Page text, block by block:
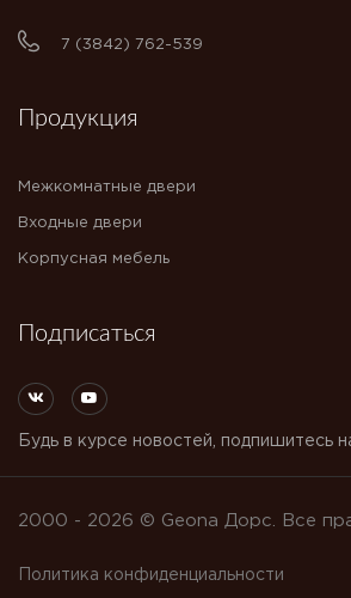
7 (3842) 762-539
Продукция
Межкомнатные двери
Входные двери
Корпусная мебель
Подписаться
Будь в курсе новостей, подпишитесь
2000 - 2026 © Geona Дорс. Все
Политика конфиденциальности